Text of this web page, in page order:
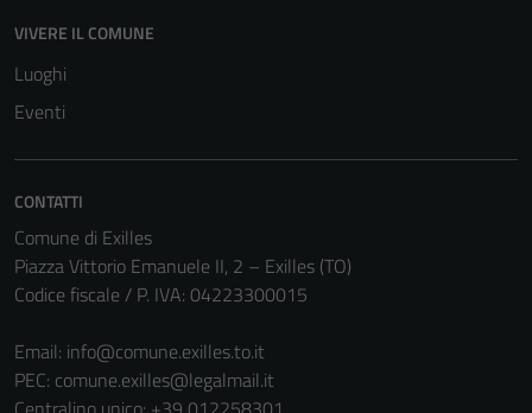
VIVERE IL COMUNE
Luoghi
Eventi
CONTATTI
Comune di Exilles
Piazza Vittorio Emanuele II, 2 – Exilles (TO)
Codice fiscale / P. IVA: 04223300015
Email: info@comune.exilles.to.it
PEC: comune.exilles@legalmail.it
possono
essere